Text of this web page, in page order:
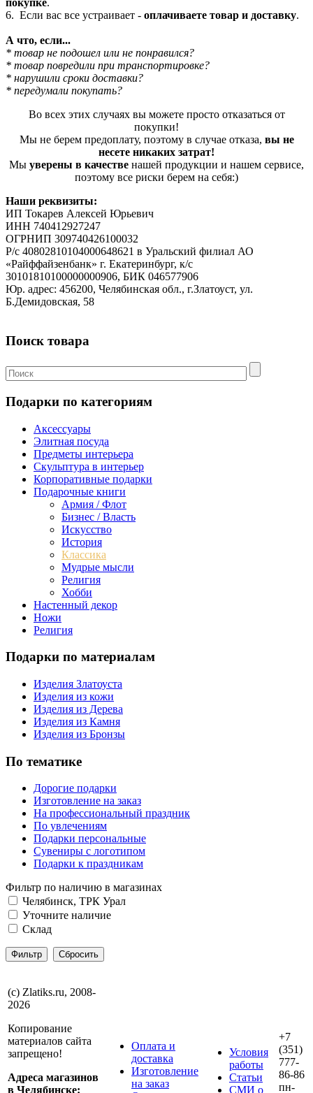
6. Если вас все устраивает - оплачиваете товар и доставку.
А что, если...
* товар не подошел или не понравился?
* товар повредили при транспортировке?
* нарушили сроки доставки?
* передумали покупать?
Во всех этих случаях вы можете просто отказаться от
покупки!
Мы не берем предоплату, поэтому в случае отказа, вы не
несете никаких затрат!
Мы уверены в качестве нашей продукции и нашем сервисе,
поэтому все риски берем на себя:)
Наши реквизиты:
ИП Токарев Алексей Юрьевич
ИНН 740412927247
ОГРНИП 309740426100032
Р/с 40802810104000648621 в Уральский филиал АО
«Райффайзенбанк» г. Екатеринбург, к/с
30101810100000000906, БИК 046577906
Юр. адрес: 456200, Челябинская обл., г.Златоуст, ул.
Б.Демидовская, 58
Поиск товара
Подарки по категориям
Аксессуары
Элитная посуда
Предметы интерьера
Скульптура в интерьер
Корпоративные подарки
Подарочные книги
Армия / Флот
Бизнес / Власть
Искусство
История
Классика
Мудрые мысли
Религия
Хобби
Настенный декор
Ножи
Религия
Подарки по материалам
Изделия Златоуста
Изделия из кожи
Изделия из Дерева
Изделия из Камня
Изделия из Бронзы
По тематике
Дорогие подарки
Изготовление на заказ
На профессиональный праздник
По увлечениям
Подарки персональные
Сувениры с логотипом
Подарки к праздникам
Фильтр по наличию в магазинах
Челябинск, ТРК Урал
Уточните наличие
Склад
(с) Zlatiks.ru, 2008-
2026
Копирование
материалов сайта
запрещено!
Адреса магазинов
в Челябинске:
Оплата и
доставка
Изготовление
на заказ
Условия
работы
Статьи
СМИ о
+7
(351)
777-
86-86
пн-